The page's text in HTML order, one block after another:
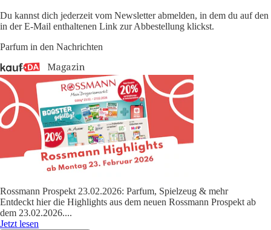
Du kannst dich jederzeit vom Newsletter abmelden, in dem du auf den
in der E-Mail enthaltenen Link zur Abbestellung klickst.
Parfum in den Nachrichten
Rossmann Prospekt 23.02.2026: Parfum, Spielzeug & mehr
Entdeckt hier die Highlights aus dem neuen Rossmann Prospekt ab
dem 23.02.2026....
Jetzt lesen